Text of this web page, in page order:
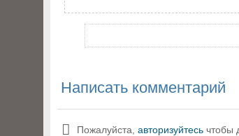
Написать комментарий
Пожалуйста, авторизуйтесь чтобы